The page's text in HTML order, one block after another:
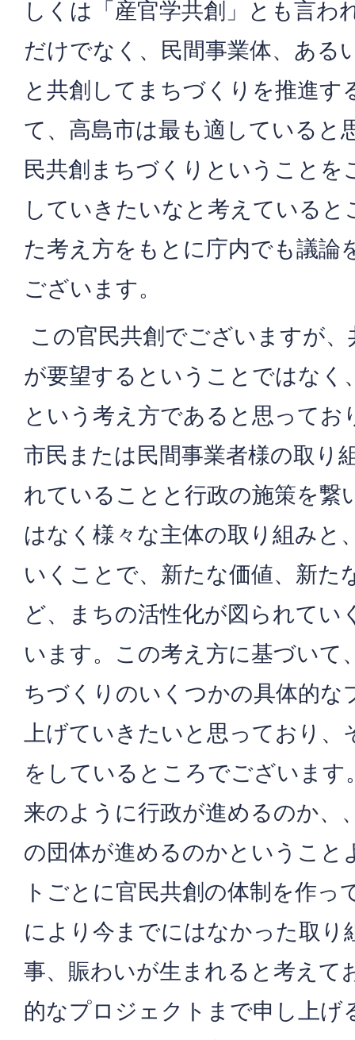
しくは「産官学共創」とも言わ
だけでなく、民間事業体、ある
と共創してまちづくりを推進す
て、高島市は最も適していると
民共創まちづくりということを
していきたいなと考えている
た考え方をもとに庁内でも議論
ございます。
この官民共創でございますが
が要望するということではなく
という考え方であると思ってお
市民または民間事業者様の取り
れていることと行政の施策を繋
はなく様々な主体の取り組みと
いくことで、新たな価値、新た
ど、まちの活性化が図られてい
います。この考え方に基づいて
ちづくりのいくつかの具体的な
上げていきたいと思っており
をしているところでございます
来のように行政が進めるのか、
の団体が進めるのかということ
トごとに官民共創の体制を作っ
により今までにはなかった取り
事、賑わいが生まれると考えて
的なプロジェクトまで申し上げ